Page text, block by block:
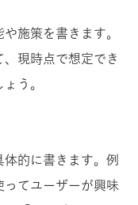
施策を書きます。
現時点で想定でき
う。
的に書きます。例
ってユーザーが興味